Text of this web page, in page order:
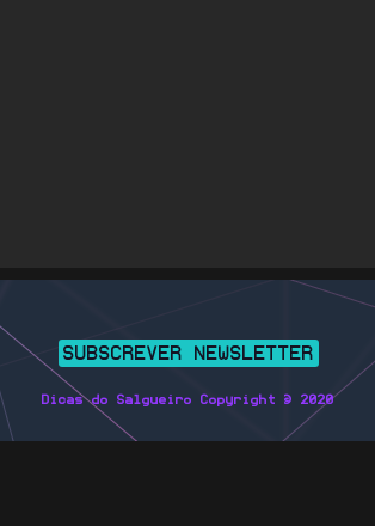
SUBSCREVER NEWSLETTER
Dicas do Salgueiro Copyright © 2020